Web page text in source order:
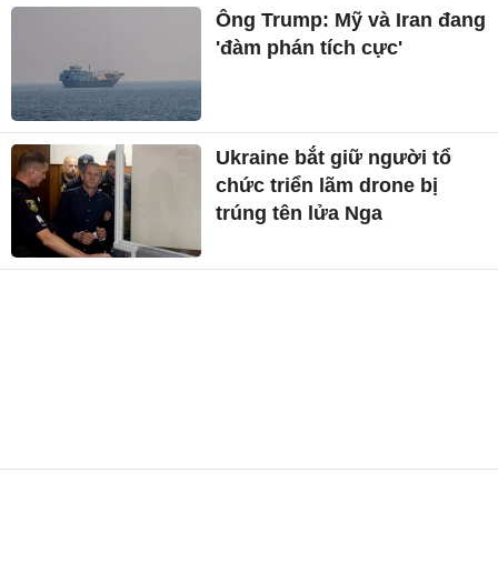
Ông Trump: Mỹ và Iran đang
'đàm phán tích cực'
Ukraine bắt giữ người tổ
chức triển lãm drone bị
trúng tên lửa Nga